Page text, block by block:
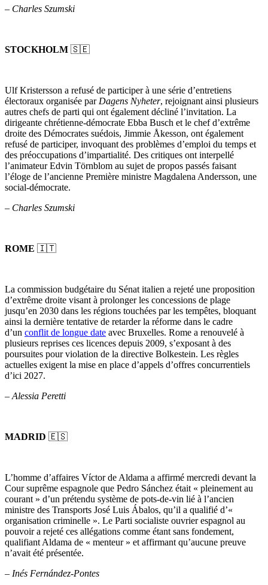
– Charles Szumski
STOCKHOLM 🇸🇪
Ulf Kristersson a refusé de participer à une série d’entretiens
électoraux organisée par Dagens Nyheter, rejoignant ainsi plusieurs
autres chefs de parti qui ont également décliné l’invitation. La
dirigeante chrétienne-démocrate Ebba Busch et le chef d’extrême
droite des Démocrates suédois, Jimmie Åkesson, ont également
refusé de participer, invoquant des problèmes d’emploi du temps et
des préoccupations d’impartialité. Des critiques ont interpellé
l’animateur Edvin Törnblom au sujet de propos passés faisant
l’éloge de l’ancienne Première ministre Magdalena Andersson, une
social-démocrate.
– Charles Szumski
ROME 🇮🇹
La commission budgétaire du Sénat italien a rejeté une proposition
d’extrême droite visant à prolonger les concessions de plage
jusqu’en 2030 dans les régions touchées par les tempêtes, bloquant
ainsi la dernière tentative de retarder la réforme dans le cadre
d’un conflit de longue date avec Bruxelles. Rome a renouvelé à
plusieurs reprises ces licences depuis 2009, s’exposant à des
poursuites pour violation de la directive Bolkestein. Les règles
actuelles exigent la mise en place d’appels d’offres concurrentiels
d’ici 2027.
– Alessia Peretti
MADRID 🇪🇸
L’homme d’affaires Víctor de Aldama a affirmé mercredi devant la
Cour suprême espagnole que Pedro Sánchez était « pleinement au
courant » d’un prétendu système de pots-de-vin lié à l’ancien
ministre des Transports José Luis Ábalos, qu’il a qualifié d’«
organisation criminelle ». Le Parti socialiste ouvrier espagnol au
pouvoir a rejeté ces allégations comme étant sans fondement,
qualifiant Aldama de « menteur » et affirmant qu’aucune preuve
n’avait été présentée.
– Inés Fernández-Pontes